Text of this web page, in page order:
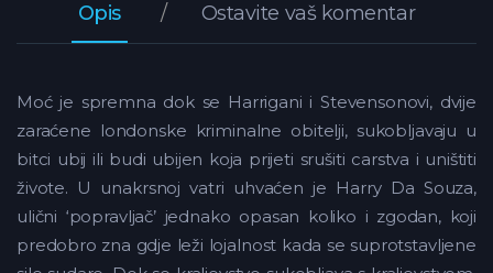
Opis Ostavite vaš komentar
Moć je spremna dok se Harrigani i Stevensonovi, dvije
zaraćene londonske kriminalne obitelji, sukobljavaju u
bitci ubij ili budi ubijen koja prijeti srušiti carstva i uništiti
živote. U unakrsnoj vatri uhvaćen je Harry Da Souza,
ulični ‘popravljač’ jednako opasan koliko i zgodan, koji
predobro zna gdje leži lojalnost kada se suprotstavljene